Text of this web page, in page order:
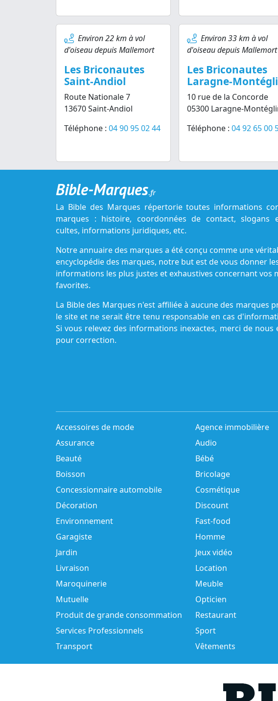
Environ 22 km à vol
d'oiseau depuis Mallemort
Les Briconautes
Saint-Andiol
Route Nationale 7
13670 Saint-Andiol
Téléphone : 04 90 95 02 44
Environ 33 km à vol
d'oiseau depuis Mallemort
Les Briconautes
Laragne-
10 rue de la Concorde
05300 Laragne-
Téléphone : 04 92 65 00
Bible-Marques.fr
La Bible des Marques répertorie toutes informations
marques : histoire, coordonnées de contact, slogans
cultes, informations juridiques, etc.
Notre annuaire des marques a été conçu comme une
encyclopédie des marques, notre but est de vous donner
informations les plus justes et exhaustives concernant vos
favorites.
La Bible des Marques n'est affiliée à aucune des marques
le site et ne serait être tenu responsable en cas
Si vous relevez des informations inexactes, merci de
pour correction.
Accessoires de mode Agence immobilière
Assurance
Audio
Beauté
Bébé
Boisson
Bricolage
Concessionnaire automobile
Cosmétique
Décoration
Discount
Environnement
Fast-food
Garagiste
Homme
Jardin
Jeux vidéo
Livraison
Location
Maroquinerie
Meuble
Mutuelle
Opticien
Produit de grande consommation
Restaurant
Services Professionnels
Sport
Transport
Vêtements